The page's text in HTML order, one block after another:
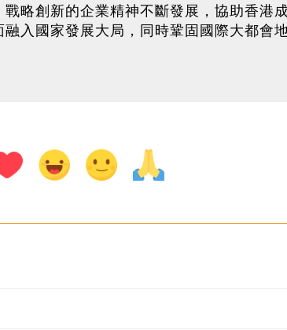
略創新的企業精神不斷發展，協助香港
入國家發展大局，同時鞏固國際大都會地